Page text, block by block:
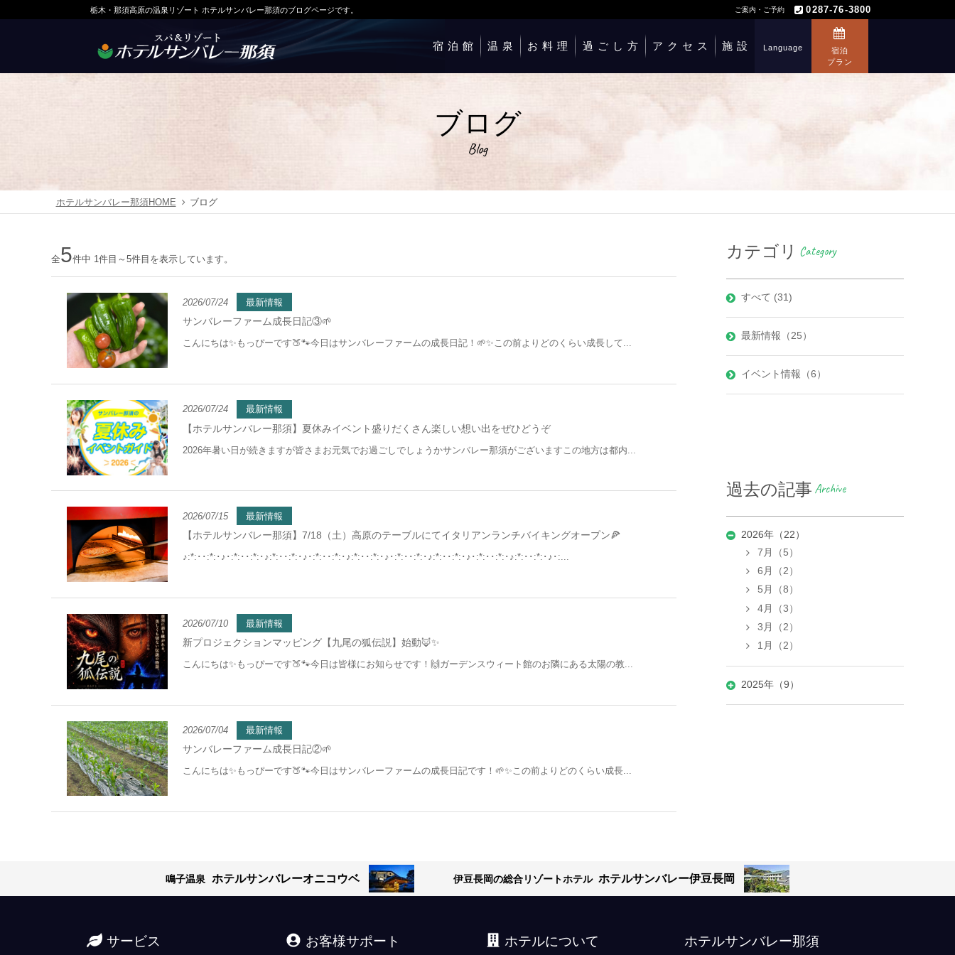
栃木・那須高原の温泉リゾート ホテルサンバレー那須のブログページです。 ご案内・ご予約 0287-76-3800
宿泊館 温泉 お料理 過ごし方 アクセス 施設 Language
宿泊
プラン
ブログ
Blog
ホテルサンバレー那須HOME ブログ
全5件中 1件目～5件目を表示しています。
2026/07/24 最新情報
サンバレーファーム成長日記③🌱
こんにちは✨もっぴーです🍑🐾今日はサンバレーファームの成長日記！🌱✨この前よりどのくらい成長して...
2026/07/24 最新情報
【ホテルサンバレー那須】夏休みイベント盛りだくさん楽しい想い出をぜひどうぞ
2026年暑い日が続きますが皆さまお元気でお過ごしでしょうかサンバレー那須がございますこの地方は都内...
2026/07/15 最新情報
【ホテルサンバレー那須】7/18（土）高原のテーブルにてイタリアンランチバイキングオープン🍕
♪:*:･･:*:･♪･:*:･･:*:･♪:*:･･:*:･♪･:*:･･:*:･♪:*:･･:*:･♪･:*:･･:*:･♪:*:･･:*:･♪･:*:･･:*:･♪:*:･･:*:･♪･:...
2026/07/10 最新情報
新プロジェクションマッピング【九尾の狐伝説】始動🦊✨
こんにちは✨もっぴーです🍑🐾今日は皆様にお知らせです！🙌ガーデンスウィート館のお隣にある太陽の教...
2026/07/04 最新情報
サンバレーファーム成長日記②🌱
こんにちは✨もっぴーです🍑🐾今日はサンバレーファームの成長日記です！🌱✨この前よりどのくらい成長...
カテゴリ Category
すべて (31)
最新情報（25）
イベント情報（6）
過去の記事 Archive
2026年（22）
7月（5）
6月（2）
5月（8）
4月（3）
3月（2）
1月（2）
2025年（9）
鳴子温泉 ホテルサンバレーオニコウベ 伊豆長岡の総合リゾートホテル ホテルサンバレー伊豆長岡
サービス お客様サポート ホテルについて ホテルサンバレー那須